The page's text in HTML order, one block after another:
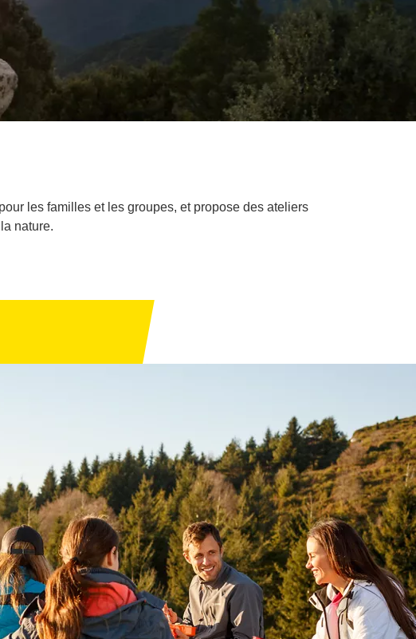
les familles et les groupes, et propose des ateliers
nature.